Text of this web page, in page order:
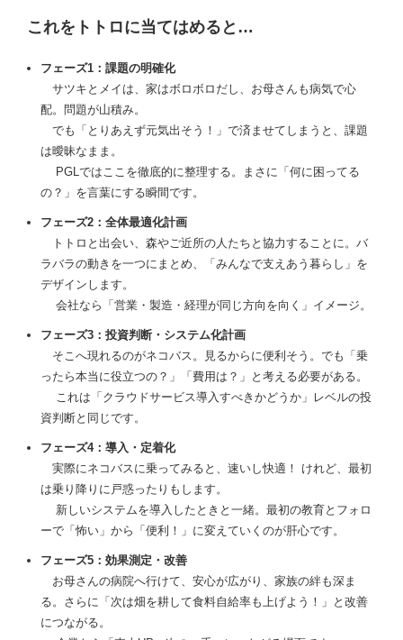
これをトトロに当てはめると…
フェーズ1：課題の明確化
サツキとメイは、家はボロボロだし、お母さんも病気で心
配。問題が山積み。
でも「とりあえず元気出そう！」で済ませてしまうと、課題
は曖昧なまま。
PGLではここを徹底的に整理する。まさに「何に困ってる
の？」を言葉にする瞬間です。
フェーズ2：全体最適化計画
トトロと出会い、森やご近所の人たちと協力することに。バ
ラバラの動きを一つにまとめ、「みんなで支えあう暮らし」を
デザインします。
会社なら「営業・製造・経理が同じ方向を向く」イメージ。
フェーズ3：投資判断・システム化計画
そこへ現れるのがネコバス。見るからに便利そう。でも「乗
ったら本当に役立つの？」「費用は？」と考える必要がある。
これは「クラウドサービス導入すべきかどうか」レベルの投
資判断と同じです。
フェーズ4：導入・定着化
実際にネコバスに乗ってみると、速いし快適！ けれど、最初
は乗り降りに戸惑ったりもします。
新しいシステムを導入したときと一緒。最初の教育とフォロ
ーで「怖い」から「便利！」に変えていくのが肝心です。
フェーズ5：効果測定・改善
お母さんの病院へ行けて、安心が広がり、家族の絆も深ま
る。さらに「次は畑を耕して食料自給率も上げよう！」と改善
につながる。